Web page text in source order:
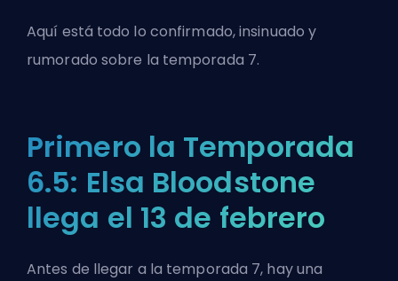
Aquí está todo lo confirmado, insinuado y
rumorado sobre la temporada 7.
Primero la Temporada
6.5: Elsa Bloodstone
llega el 13 de febrero
Antes de llegar a la temporada 7, hay una